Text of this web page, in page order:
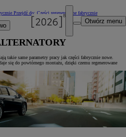
Otwórz menu
Przejdź do: Części regenerowane fabrycznie
takie same parametry pracy jak części fabrycznie nowe.
się do powtórnego montażu, dzięki czemu regenerowane